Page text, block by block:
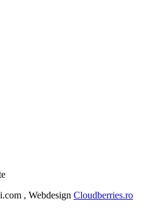
, Webdesign Cloudberries.ro